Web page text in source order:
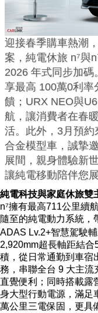
迎接春季購車熱潮
案，純電休旅 n⁷與
2026 年式同步加碼
享最高 100萬0利率
饋；URX NEO與
航，讓消費者在春
活。此外，3月預約
合金模型車，誠摯
展間，親身體驗新
讓純電移動陪伴您
純電科技與家庭休旅雙
n⁷擁有最高711公里續
隨至的純電動力系統，
ADAS Lv.2+智慧駕駛
2,920mm超長軸距結
積，從日常通勤到車宿
務，串聯全台 9 大主流
直覺便利；同時搭載露
身大型行動電源，滿足
萬公里三電保固，更具